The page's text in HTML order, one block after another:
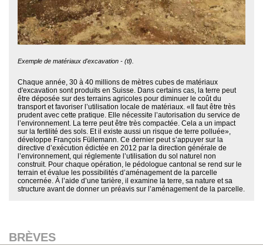
Exemple de matériaux d'excavation - (tl).
Chaque année, 30 à 40 millions de mètres cubes de matériaux
d'excavation sont produits en Suisse. Dans certains cas, la terre peut
être déposée sur des terrains agricoles pour diminuer le coût du
transport et favoriser l’utilisation locale de matériaux. «Il faut être très
prudent avec cette pratique. Elle nécessite l’autorisation du service de
l’environnement. La terre peut être très compactée. Cela a un impact
sur la fertilité des sols. Et il existe aussi un risque de terre polluée»,
développe François Füllemann. Ce dernier peut s’appuyer sur la
directive d’exécution édictée en 2012 par la direction générale de
l’environnement, qui réglemente l’utilisation du sol naturel non
construit. Pour chaque opération, le pédologue cantonal se rend sur le
terrain et évalue les possibilités d’aménagement de la parcelle
concernée. À l’aide d’une tarière, il examine la terre, sa nature et sa
structure avant de donner un préavis sur l’aménagement de la parcelle.
BRÈVES